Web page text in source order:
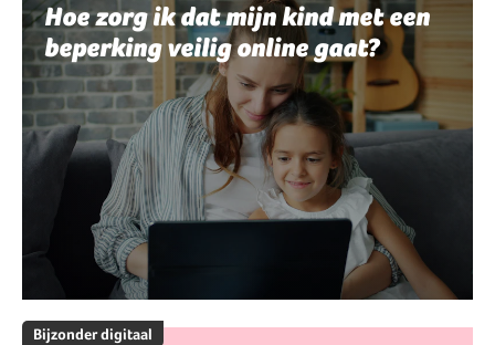
Hoe zorg ik dat mijn kind met een
beperking veilig online gaat?
Bijzonder digitaal